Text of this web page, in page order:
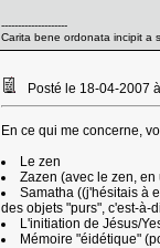
--------------------
Carita bene ordonata incipit a
Posté le 18-04-2007
En ce qui me concerne,
Le zen
Zazen (avec le zen,
Samatha ((j'hésitais à
des objets "purs", c'est-à-
L'initiation de Jésus/
Mémoire "éidétique"